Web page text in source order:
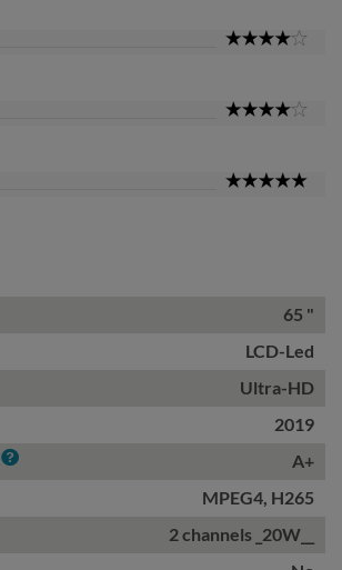
65 "
LCD-Led
Ultra-HD
2019
Info
A+
MPEG4, H265
2 channels _20W__